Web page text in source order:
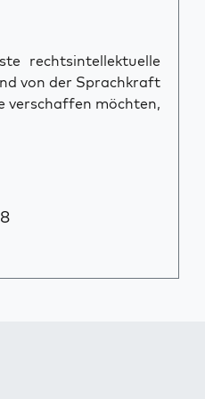
rechtsintellektuelle
von der Sprachkraft
verschaffen möchten,